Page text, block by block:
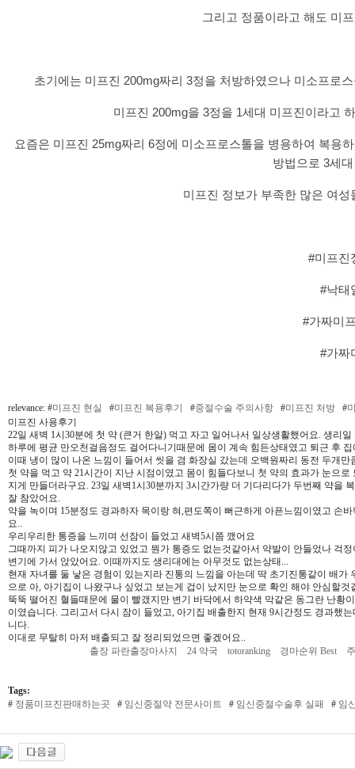
그리고 정품이라고 해도 미
초기에는 미프진 200mg짜리 3정을 처방하였으나 미소프로
미프진 200mg을 3정을 1세대 미프진이라고
요즘은 미프진 25mg짜리 6정에 미소프로스톨을 병용하여 복용
방법으로 3세
미프진 정보가 부족한 많은 여
#미프진
#낙태
#가짜미
#가짜
relevance: #미프진 현실 #미프진 복용후기 #중절수술 주의사항 #미프진 처방 #
미프진 사용후기
22일 새벽 1시30분에 첫 약 (큰거 한알) 먹고 자고 일어나서 일상생활했어요. 생리
하루에 평균 만오천걸음정도 걸어다니기때문에 몸이 계속 힘든상태였고 퇴근 후
이때 냉이 많이 나온 느낌이 들어서 씻을 겸 화장실 갔는데 오백원짜리 동전 두개
첫 약을 먹고 약 21시간이 지난 시점이였고 몸이 힘들다보니 첫 약의 효과가 눈으
지게 만들더라구요. 23일 새벽1시30분까지 3시간가량 더 기다리다가 두번째 약을
잘 참았어요.
약을 녹이며 15분정도 경과하자 목이랑 혀,편도쪽이 뻐근하게 아픈느낌이였고 손
요..
우리우리한 통증을 느끼며 선잠이 들었고 새벽5시쯤 깼어요
그때까지 피가 나오지않고 있었고 뭔가 통증도 없는것같아서 약발이 안들었나 걱
변기에 가서 앉았어요. 이때까지도 생리대에는 아무것도 없는상태...
현재 자녀를 둘 낳은 경험이 있는지라 진통의 느낌을 아는데 딱 초기진통같이 배
으로 아, 아기집이 나왔구나 싶었고 보는게 겁이 났지만 눈으로 확인 해야 안심할
뚝뚝 떨어진 혈들때문에 물이 빨갰지만 변기 바닥에서 하약색 막같은 동그란 난황
이였습니다. 그리고서 다시 잠이 들었고, 아기집 배출한지 현재 9시간정도 경과했
니다.
이대로 무탈히 마저 배출되고 잘 정리되었으면 좋겠어요..
출장 파란출장마사지
24 약국 totoranking 경마순위 Best
Tags:
# 정품미프진판매하는곳 # 임신중절약 전문사이트 # 임신중절수술후 실패 # 임